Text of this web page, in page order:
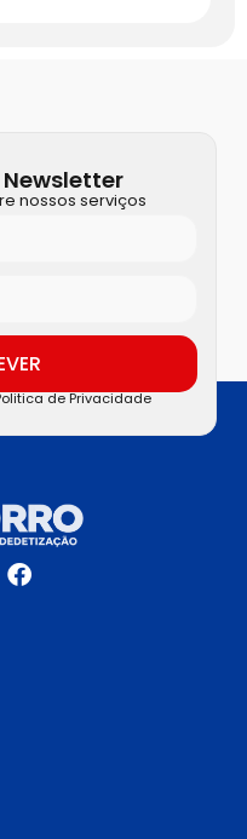
nossos serviços
de Privacidade